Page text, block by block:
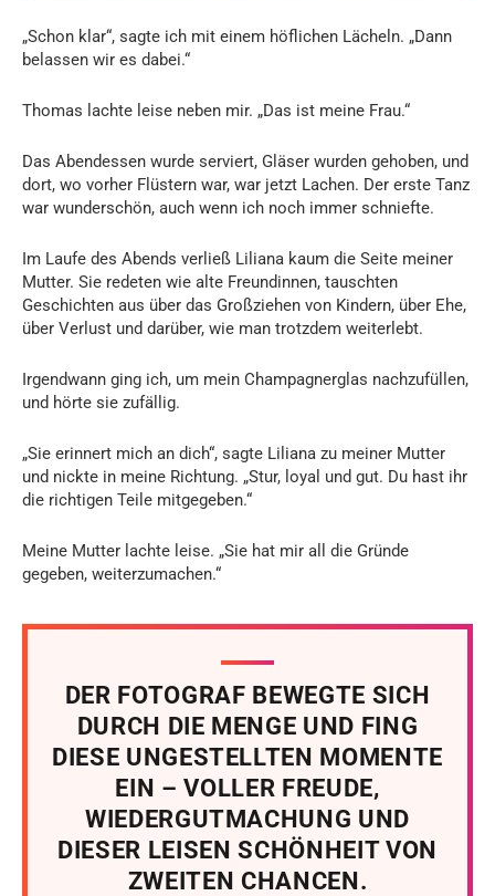
„Schon klar“, sagte ich mit einem höflichen Lächeln. „Dann
belassen wir es dabei.“
Thomas lachte leise neben mir. „Das ist meine Frau.“
Das Abendessen wurde serviert, Gläser wurden gehoben, und
dort, wo vorher Flüstern war, war jetzt Lachen. Der erste Tanz
war wunderschön, auch wenn ich noch immer schniefte.
Im Laufe des Abends verließ Liliana kaum die Seite meiner
Mutter. Sie redeten wie alte Freundinnen, tauschten
Geschichten aus über das Großziehen von Kindern, über Ehe,
über Verlust und darüber, wie man trotzdem weiterlebt.
Irgendwann ging ich, um mein Champagnerglas nachzufüllen,
und hörte sie zufällig.
„Sie erinnert mich an dich“, sagte Liliana zu meiner Mutter
und nickte in meine Richtung. „Stur, loyal und gut. Du hast ihr
die richtigen Teile mitgegeben.“
Meine Mutter lachte leise. „Sie hat mir all die Gründe
gegeben, weiterzumachen.“
DER FOTOGRAF BEWEGTE SICH
DURCH DIE MENGE UND FING
DIESE UNGESTELLTEN MOMENTE
EIN – VOLLER FREUDE,
WIEDERGUTMACHUNG UND
DIESER LEISEN SCHÖNHEIT VON
ZWEITEN CHANCEN.